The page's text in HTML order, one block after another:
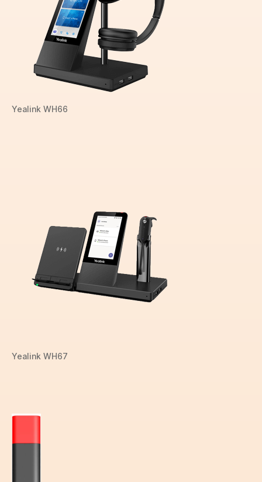
Yealink WH66
Yealink WH67